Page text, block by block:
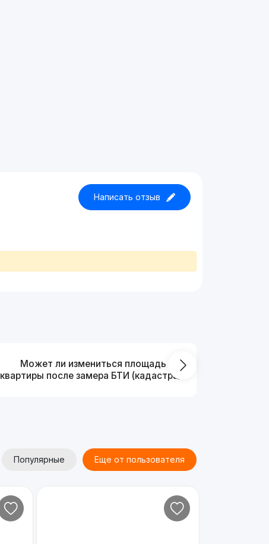
Написать отзыв
Может ли измениться площадь
квартиры после замера БТИ (кадастра)?
Популярные Еще от пользователя